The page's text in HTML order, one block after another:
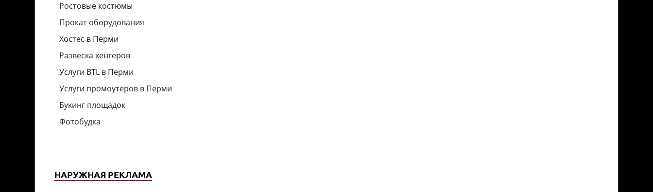
Ростовые костюмы
Прокат оборудования
Хостес в Перми
Развеска хенгеров
Услуги BTL в Перми
Услуги промоутеров в Перми
Букинг площадок
Фотобудка
НАРУЖНАЯ РЕКЛАМА